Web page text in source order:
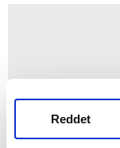
Reddet